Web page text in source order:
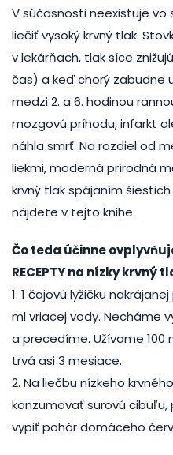
V súčasnosti neexistuje vo
liečiť vysoký krvný tlak.
v lekárňach, tlak síce
čas) a keď chorý zabudne
medzi 2. a 6. hodinou
mozgovú príhodu, infarkt
náhla smrť. Na rozdiel od
liekmi, moderná prírodná
krvný tlak spájaním
nájdete v tejto knihe.
Čo teda účinne
RECEPTY na nízky krvný
1. 1 čajovú lyžičku
ml vriacej vody. Necháme
a precedíme. Užívame 100
trvá asi 3 mesiace.
2. Na liečbu nízkeho
konzumovať surovú
vypiť pohár domáceho